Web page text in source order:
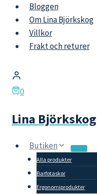
content
Bloggen
Om Lina Björkskog
Villkor
Frakt och returer
0
Lina Björkskog
Butiken
Alla produkter
Barfotaskor
Ergonomiprodukter